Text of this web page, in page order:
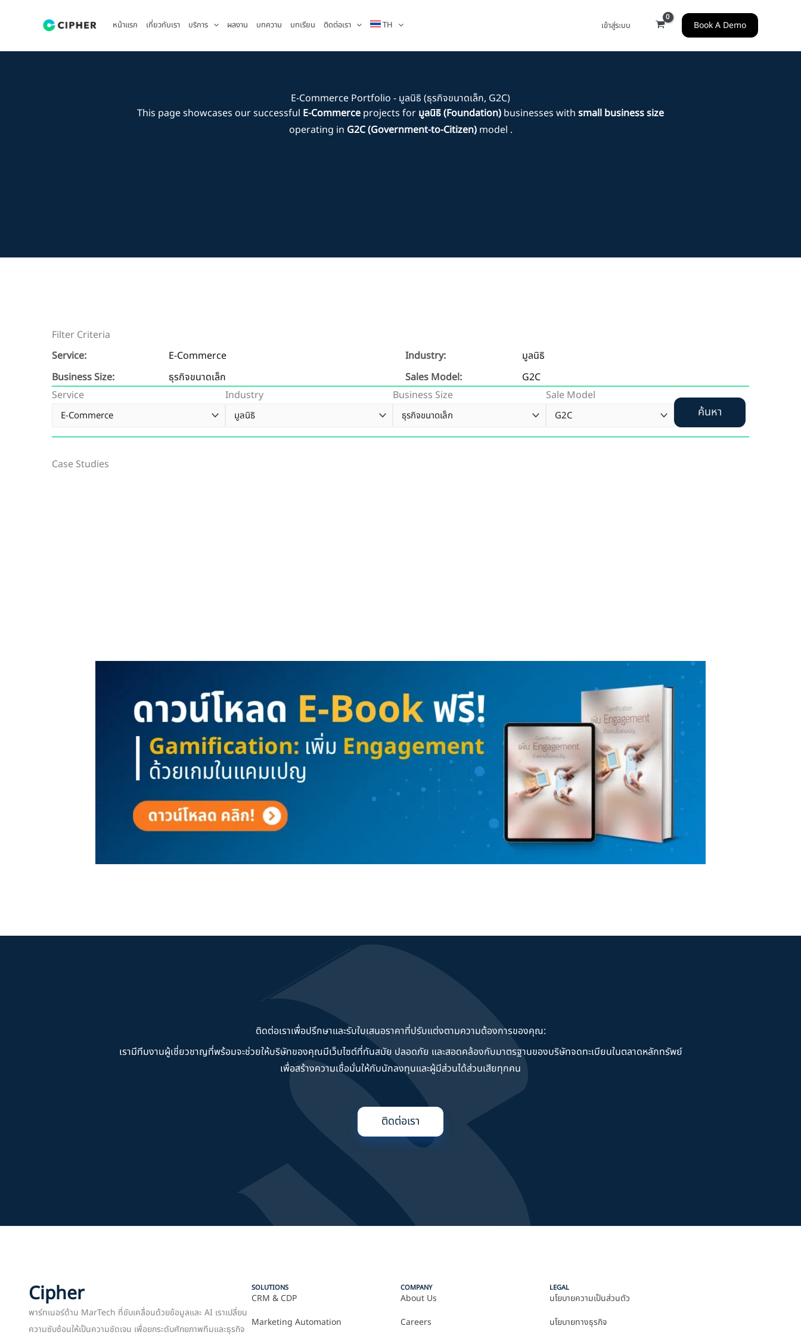
หน้าแรก เกี่ยวกับเรา บริการ ผลงาน บทความ บทเรียน ติดต่อเรา TH เข้าสู่ระบบ Book A Demo
E-Commerce Portfolio - มูลนิธิ (ธุรกิจขนาดเล็ก, G2C)
This page showcases our successful E-Commerce projects for มูลนิธิ (Foundation) businesses with small business size
operating in G2C (Government-to-Citizen)model .
Filter Criteria
Service:
E-Commerce Industry:
มูลนิธิ
Business Size:
ธุรกิจขนาดเล็ก Sales Model:
G2C
Service
Industry Business Size Sale Model
ค้นหา
Case Studies
ติดต่อเราเพื่อปรึกษาและรับใบเสนอราคาที่ปรับแต่งตามความต้องการของคุณ:
เรามีทีมงานผู้เชี่ยวชาญที่พร้อมจะช่วยให้บริษัทของคุณมีเว็บไซต์ที่ทันสมัย ปลอดภัย และสอดคล้องกับมาตรฐานของบริษัทจดทะเบียนในตลาดหลักทรัพย์
เพื่อสร้างความเชื่อมั่นให้กับนักลงทุนและผู้มีส่วนได้ส่วนเสียทุกคน
ติดต่อเรา
Cipher
พาร์ทเนอร์ด้าน MarTech ที่ขับเคลื่อนด้วยข้อมูลและ AI เราเปลี่ยน
ความซับซ้อนให้เป็นความชัดเจน เพื่อยกระดับศักยภาพทีมและธุรกิจ
SOLUTIONS
CRM & CDP
Marketing Automation
COMPANY
About Us
Careers
LEGAL
นโยบายความเป็นส่วนตัว
นโยบายทางธุรกิจ